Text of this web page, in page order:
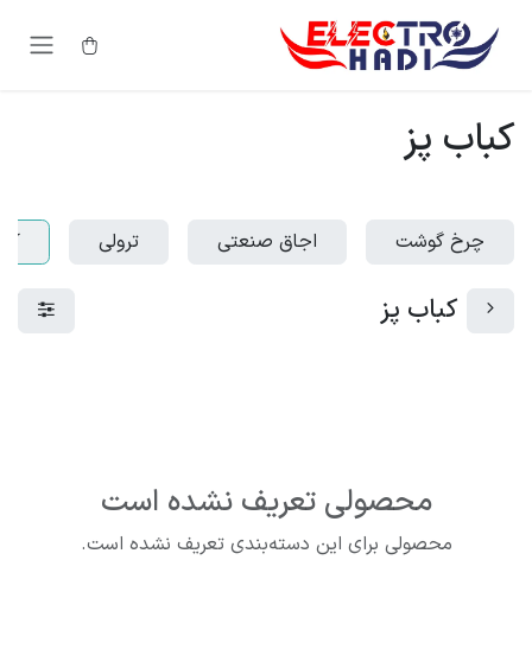
صرف نظر و مشاهده محتوا
کباب پز
چرخ گوشت اجاق صنعتی ترولی
کباب پز
محصولی تعریف نشده است
محصولی برای این دسته‌بندی تعریف نشده است.